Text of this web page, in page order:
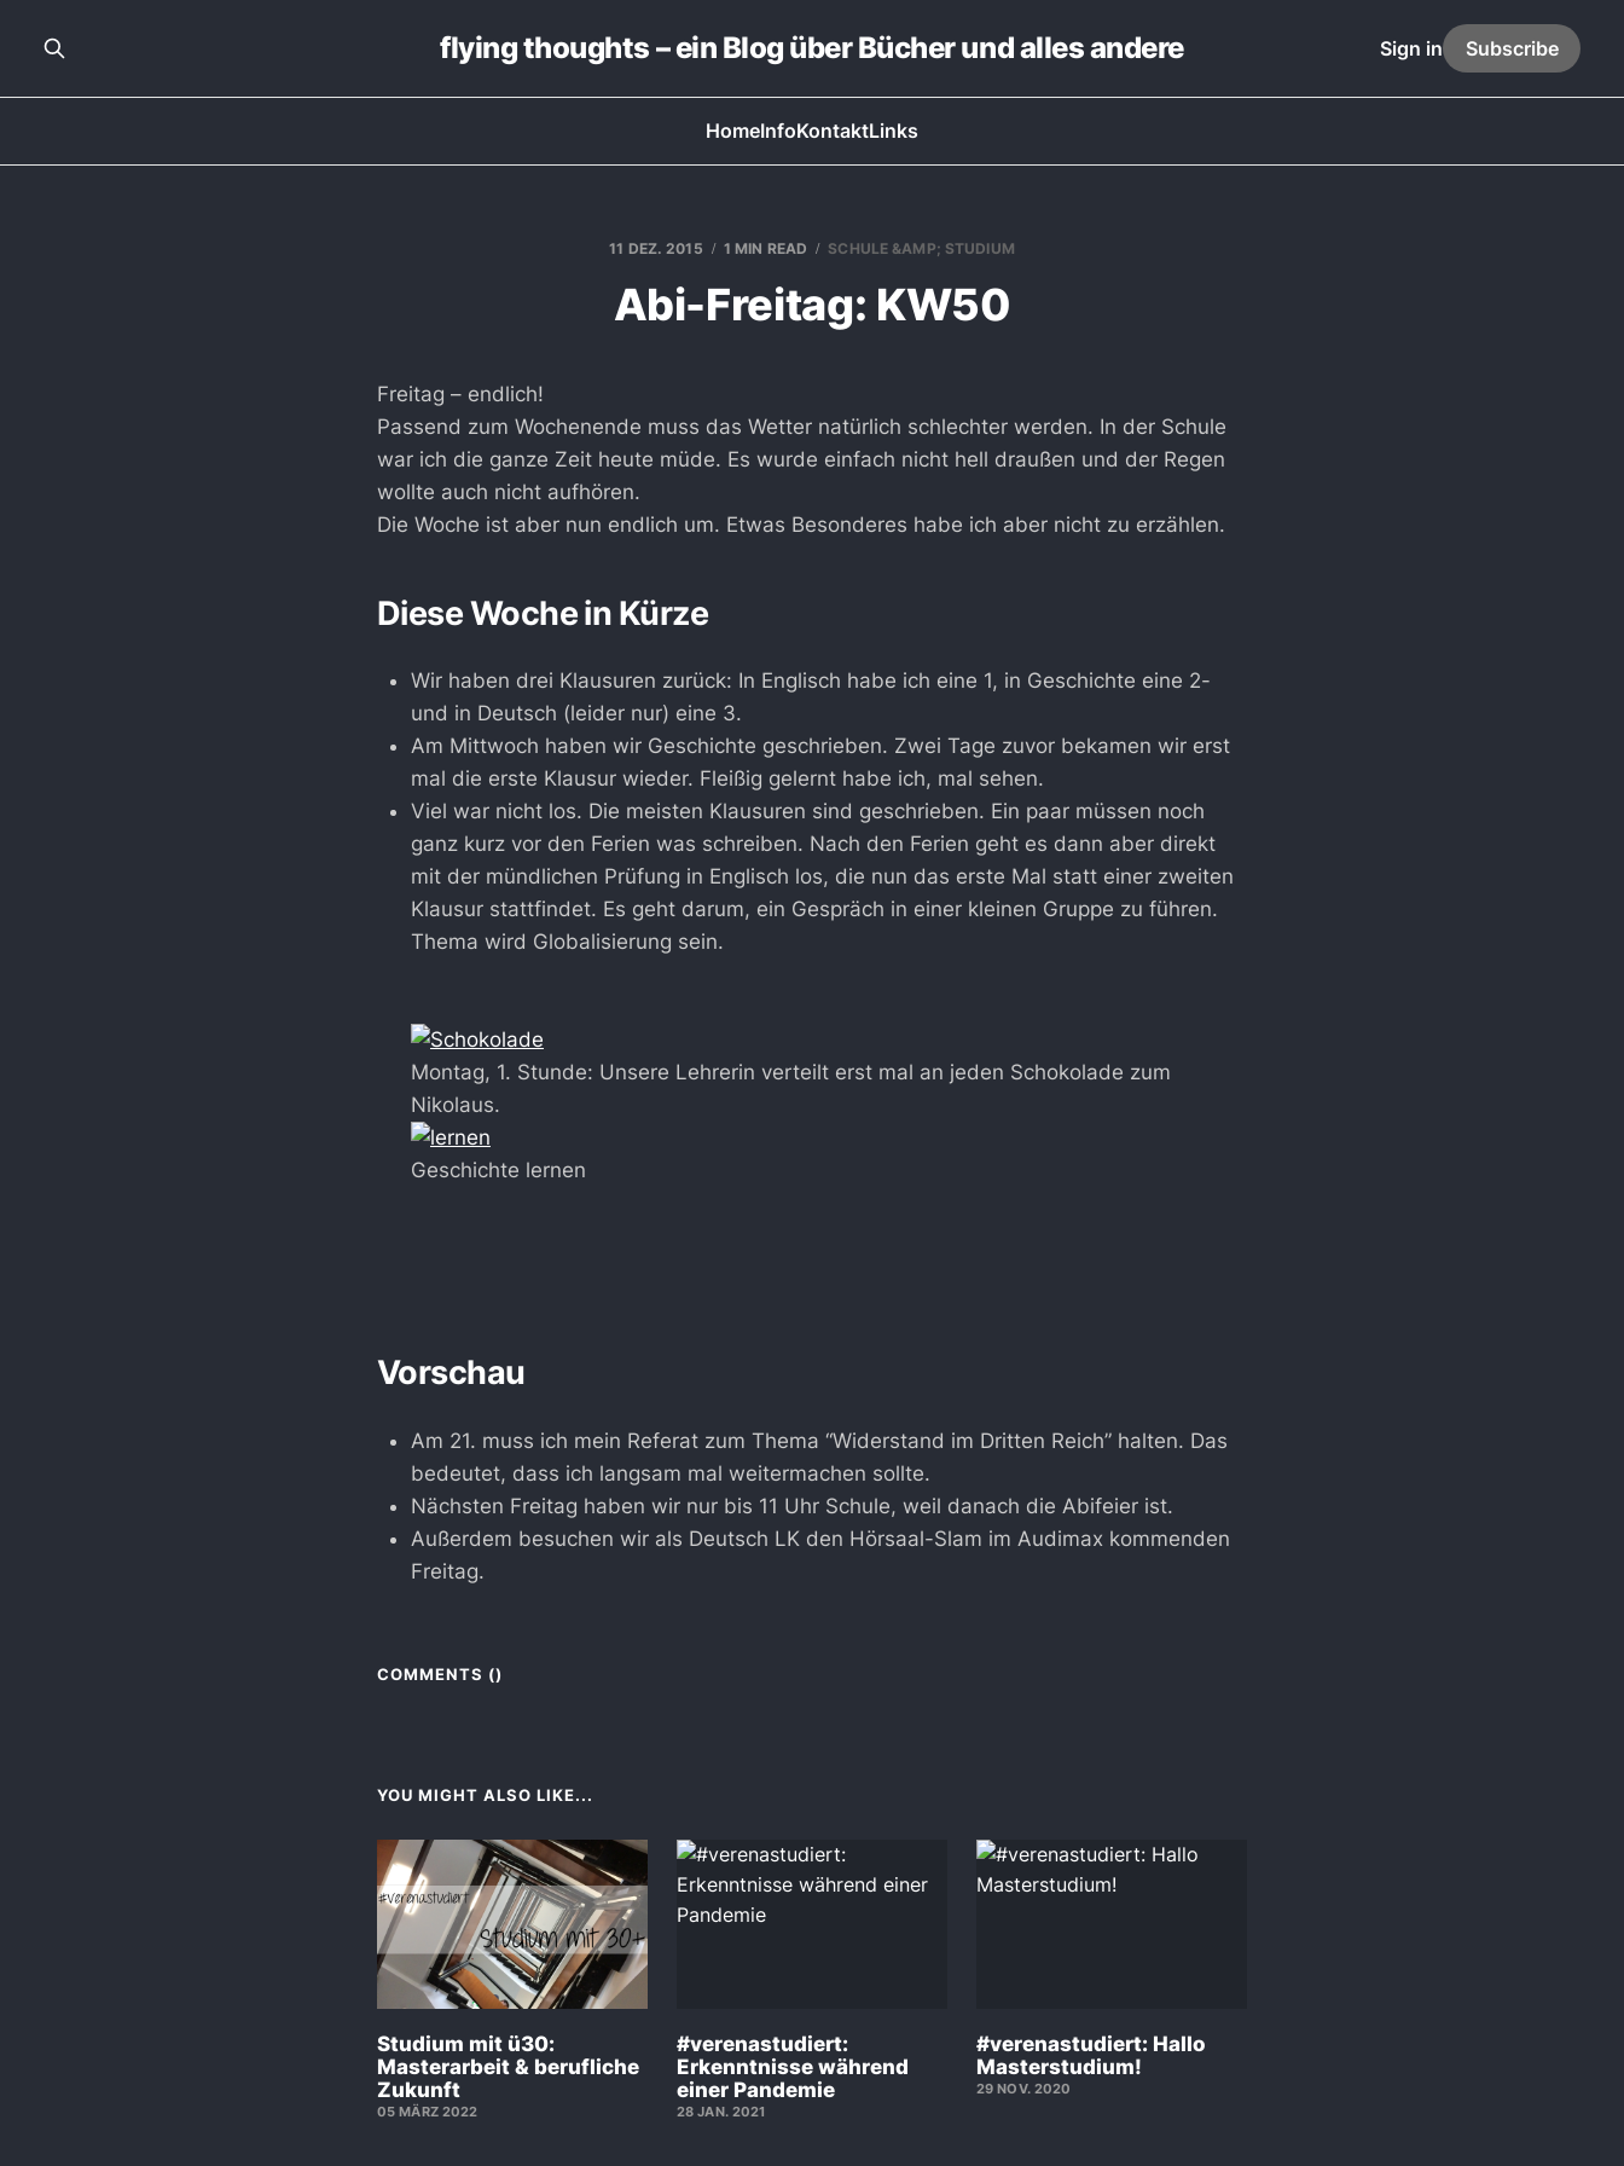
flying thoughts – ein Blog über Bücher und alles andere
HomeInfoKontaktLinks
Sign in Subscribe
11 DEZ. 2015 1 MIN READ SCHULE &AMP; STUDIUM
Abi-Freitag: KW50
Freitag – endlich!
Passend zum Wochenende muss das Wetter natürlich schlechter werden. In der Schule
war ich die ganze Zeit heute müde. Es wurde einfach nicht hell draußen und der Regen
wollte auch nicht aufhören.
Die Woche ist aber nun endlich um. Etwas Besonderes habe ich aber nicht zu erzählen.
Diese Woche in Kürze
Wir haben drei Klausuren zurück: In Englisch habe ich eine 1, in Geschichte eine 2-
und in Deutsch (leider nur) eine 3.
Am Mittwoch haben wir Geschichte geschrieben. Zwei Tage zuvor bekamen wir erst
mal die erste Klausur wieder. Fleißig gelernt habe ich, mal sehen.
Viel war nicht los. Die meisten Klausuren sind geschrieben. Ein paar müssen noch
ganz kurz vor den Ferien was schreiben. Nach den Ferien geht es dann aber direkt
mit der mündlichen Prüfung in Englisch los, die nun das erste Mal statt einer zweiten
Klausur stattfindet. Es geht darum, ein Gespräch in einer kleinen Gruppe zu führen.
Thema wird Globalisierung sein.
Montag, 1. Stunde: Unsere Lehrerin verteilt erst mal an jeden Schokolade zum
Nikolaus.
Geschichte lernen
Vorschau
Am 21. muss ich mein Referat zum Thema “Widerstand im Dritten Reich” halten. Das
bedeutet, dass ich langsam mal weitermachen sollte.
Nächsten Freitag haben wir nur bis 11 Uhr Schule, weil danach die Abifeier ist.
Außerdem besuchen wir als Deutsch LK den Hörsaal-Slam im Audimax kommenden
Freitag.
COMMENTS ()
YOU MIGHT ALSO LIKE...
Studium mit ü30:
Masterarbeit & berufliche
Zukunft
05 MÄRZ 2022
#verenastudiert:
Erkenntnisse während
einer Pandemie
28 JAN. 2021
#verenastudiert: Hallo
Masterstudium!
29 NOV. 2020